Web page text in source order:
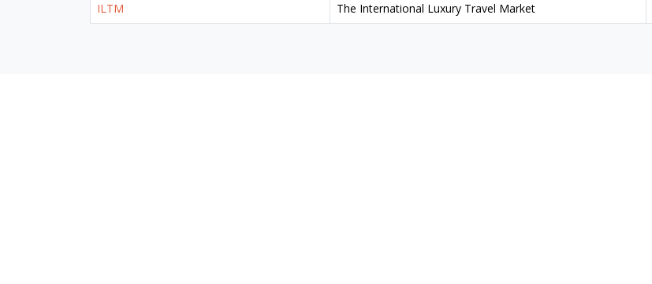
ILTM
The International Luxury Travel Market